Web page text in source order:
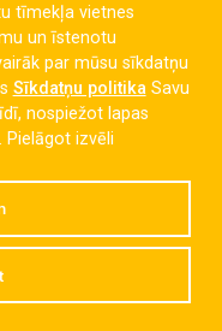
LV-3405
10
tīmekļa vietnes
un īstenotu
par mūsu sīkdatņu
Sīkdatņu politikaSavu
nospiežot lapas
Pielāgot izvēli